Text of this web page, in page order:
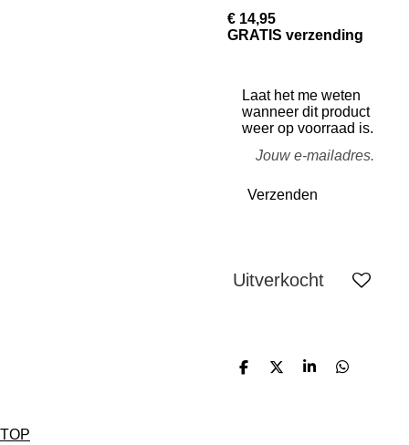
€ 14,95
GRATIS verzending
Laat het me weten
wanneer dit product
weer op voorraad is.
Verzenden
Uitverkocht
D
D
S
D
TOP